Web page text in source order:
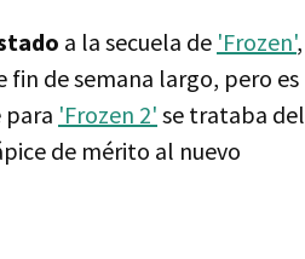
a la secuela de 'Frozen',
fin de semana largo, pero es
para 'Frozen 2' se trataba del
de mérito al nuevo